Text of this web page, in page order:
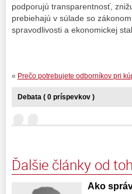
podporujú transparentnosť,
prebiehajú v súlade so
spravodlivosti a ekonomickej
« Prečo potrebujete odborníkov pri
Debata ( 0 príspevkov )
Ďalšie články od
Ako